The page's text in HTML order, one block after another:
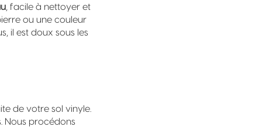
, facile à nettoyer et
ou une couleur
il est doux sous les
de votre sol vinyle.
Nous procédons